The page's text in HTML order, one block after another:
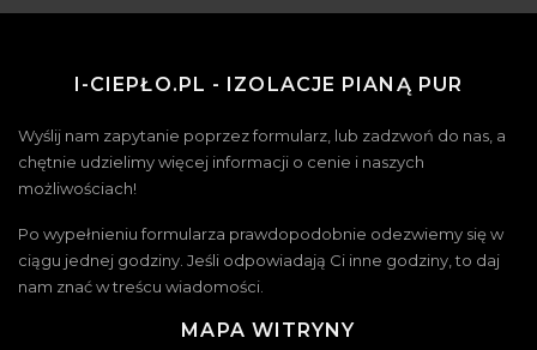
I-CIEPŁO.PL - IZOLACJE PIANĄ PUR
Wyślij nam zapytanie poprzez formularz, lub zadzwoń do nas, a
chętnie udzielimy więcej informacji o cenie i naszych
możliwościach!
Po wypełnieniu formularza prawdopodobnie odezwiemy się w
ciągu jednej godziny. Jeśli odpowiadają Ci inne godziny, to daj
nam znać w treścu wiadomości.
MAPA WITRYNY